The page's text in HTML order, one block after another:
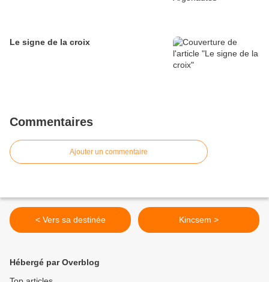
Le signe de la croix
Commentaires
Ajouter un commentaire
< Vers sa destinée Kincsem >
Hébergé par Overblog